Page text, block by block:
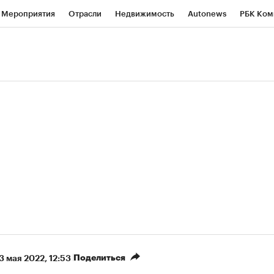
Мероприятия Отрасли Недвижимость Autonews РБК
мая 2022, 12:53 Поделиться